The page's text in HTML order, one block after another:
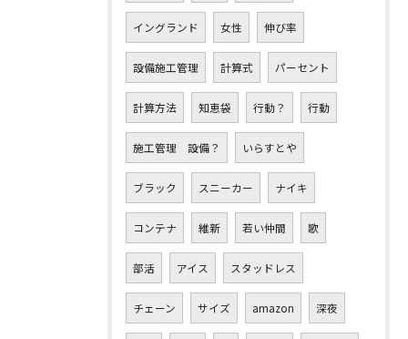
イングランド 女性 伸び率
設備施工管理 計算式 パーセント
計算方法 知恵袋 行動？ 行動
施工管理 設備？ いらすとや
ブラック スニーカー ナイキ
コンテナ 維新 若い仲間 歌
部活 アイス スタッドレス
チェーン サイズ amazon 深夜